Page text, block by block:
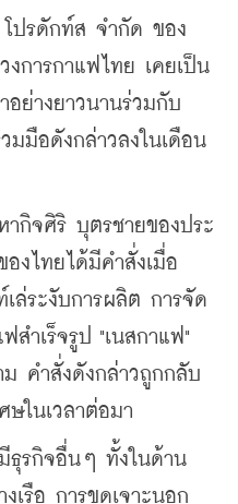
รดักท์ส จำกัด ของ
การกาแฟไทย เคยเป็น
อย่างยาวนานร่วมกับ
มมือดังกล่าวลงในเดือน
ากิจศิริ บุตรชายของประ
งไทยได้มีคำสั่งเมื่อ
เล่ระงับการผลิต การจัด
สำเร็จรูป "เนสกาแฟ"
ม คำสั่งดังกล่าวถูกกลับ
ในเวลาต่อมา
รกิจอื่นๆ ทั้งในด้าน
เรือ การขุดเจาะนอก